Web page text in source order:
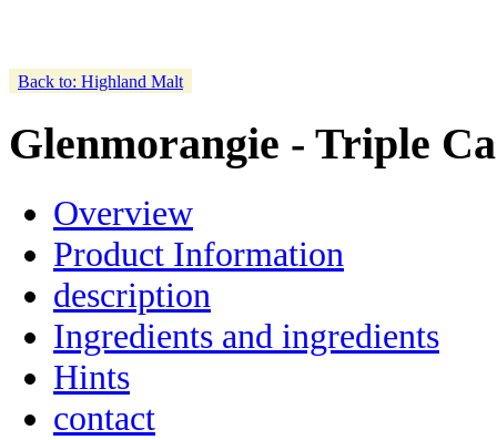
Back to: Highland Malt
Glenmorangie - Triple
Overview
Product Information
description
Ingredients and ingredients
Hints
contact